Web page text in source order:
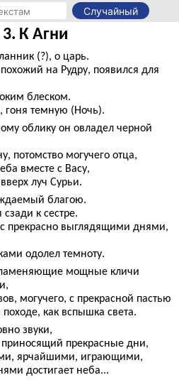
Случайный
3. К Агни
(?), о царь.
на Рудру, появился для
блеском.
гоня темную (Ночь).
облику он овладел черной
могучего отца,
вместе с Васу,
луч Сурьи.
благою.
к сестре.
с прекрасно выглядящими днями,
одолел темноту.
мощные кличи
могучего, с прекрасной пастью
как вспышка света.
звуки,
приносящий прекрасные дни,
ярчайшими, играющими,
достигает неба...